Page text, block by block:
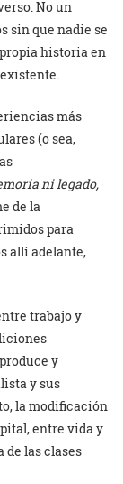
No un
sin que nadie se
historia en
más
(o sea,
ni legado,
de la
para
allí adelante,
trabajo y
y
y sus
la modificación
entre vida y
las clases